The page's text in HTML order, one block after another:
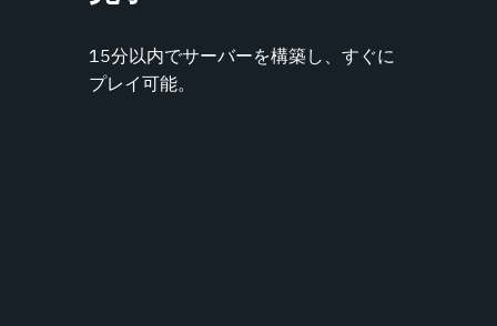
15分以内でサーバーを構築し、すぐに
プレイ可能。